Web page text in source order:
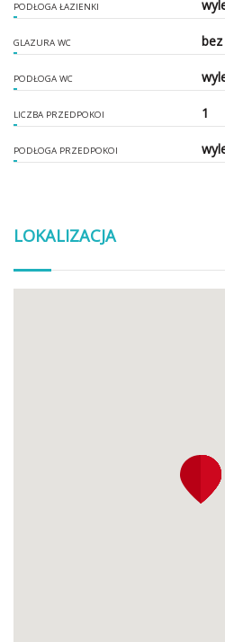
PODŁOGA ŁAZIENKI
GLAZURA WC
PODŁOGA WC
LICZBA PRZEDPOKOI 1
PODŁOGA PRZEDPOKOI
LOKALIZACJA